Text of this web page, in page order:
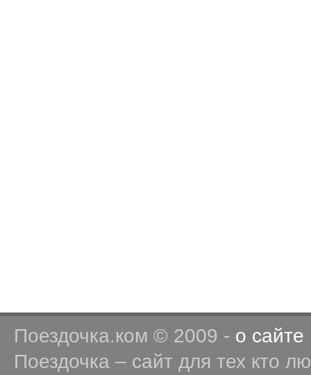
Поездочка.ком © 2009 - о сайте
Поездочка – сайт для тех кто